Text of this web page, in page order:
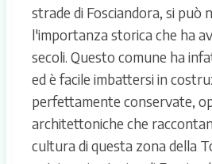
strade di Fosciandora, si può
l'importanza storica che ha
secoli. Questo comune ha
ed è facile imbattersi in
perfettamente conservate,
architettoniche che
cultura di questa zona della